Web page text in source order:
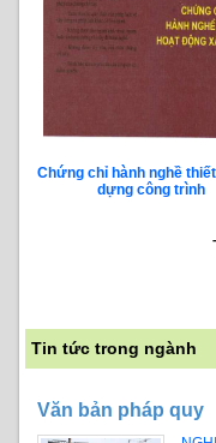
Chứng chỉ hành nghề
dựng công trình
Tin tức trong ngành
Văn bản pháp quy